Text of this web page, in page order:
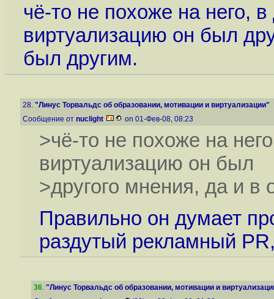
чё-то не похоже на него,
виртуализацию он был
был другим.
28. "Линус Торвальдс об образовании, мотивации и виртуализации"
Сообщение от nuclight on 01-Фев-08, 08:23
>чё-то не похоже на
виртуализацию он был
>другого мнения, да и
Правильно он думает
раздутый рекламный
36. "Линус Торвальдс об образовании, мотивации и